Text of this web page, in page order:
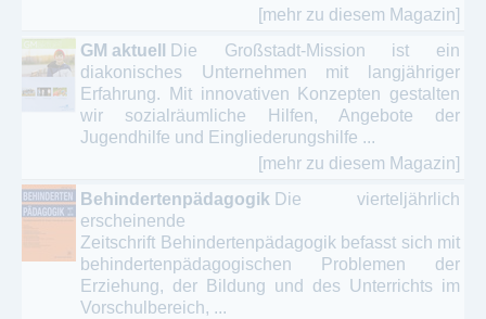
[mehr zu diesem Magazin]
GM aktuell
Die Großstadt-Mission ist ein
diakonisches Unternehmen mit langjähriger
Erfahrung. Mit innovativen Konzepten gestalten
wir sozialräumliche Hilfen, Angebote der
Jugendhilfe und Eingliederungshilfe ...
[mehr zu diesem Magazin]
Behindertenpädagogik Die vierteljährlich
erscheinende
Zeitschrift Behindertenpädagogik befasst sich mit
behindertenpädagogischen Problemen der
Erziehung, der Bildung und des Unterrichts im
Vorschulbereich, ...